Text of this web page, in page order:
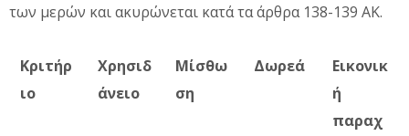
των μερών και ακυρώνεται κατά τα άρθρα 138-139 ΑΚ.
Κριτήρ
ιο
Χρησιδ
άνειο
Μίσθω
ση
Δωρεά
Εικονικ
ή
παραχ